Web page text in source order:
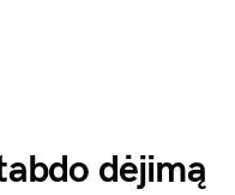
dėjimą